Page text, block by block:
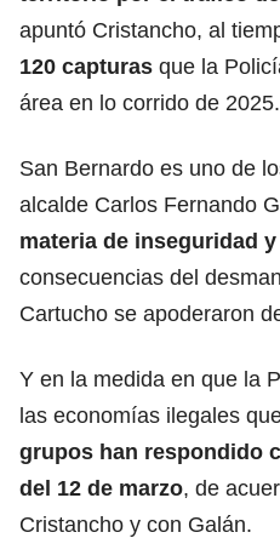
apuntó Cristancho, al
120 capturas que la
área en lo corrido de 2025.
San Bernardo es uno de
alcalde Carlos Fernando
materia de inseguridad
consecuencias del
Cartucho se apoderaron
Y en la medida en que la
las economías ilegales
grupos han respondido
del 12 de marzo, de
Cristancho y con Galán.